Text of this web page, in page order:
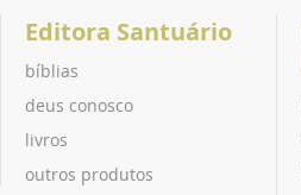
Editora Santuário
bíblias
deus conosco
livros
outros produtos